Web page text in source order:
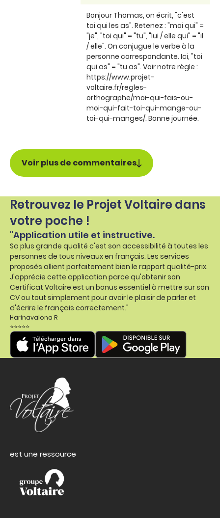
Bonjour Thomas, on écrit, "c'est
toi qui les as". Retenez : "moi qui" =
"je", "toi qui" = "tu", "lui / elle qui" = "il
/ elle". On conjugue le verbe à la
personne correspondante. Ici, "toi
qui as" = "tu as". Voir notre règle :
https://www.projet-
voltaire.fr/regles-
orthographe/moi-qui-fais-ou-
moi-qui-fait-toi-qui-mange-ou-
toi-qui-manges/. Bonne journée.
Voir plus de commentaires
Retrouvez le Projet Voltaire dans
votre poche !
"Application utile et instructive.
Sa plus grande qualité c'est son accessibilité à toutes les
personnes de tous niveaux en français. Les services
proposés allient parfaitement bien le rapport qualité-prix.
J'apprécie cette application parce qu'obtenir son
Certificat Voltaire est un bonus essentiel à mettre sur son
CV ou tout simplement pour avoir le plaisir de parler et
d'écrire le français correctement."
Harinavalona R
⭐⭐⭐⭐⭐
est une ressource